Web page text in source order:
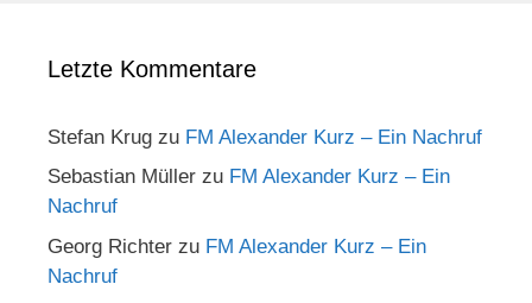
Letzte Kommentare
Stefan Krug zu FM Alexander Kurz – Ein Nachruf
Sebastian Müller zu FM Alexander Kurz – Ein
Nachruf
Georg Richter zu FM Alexander Kurz – Ein
Nachruf